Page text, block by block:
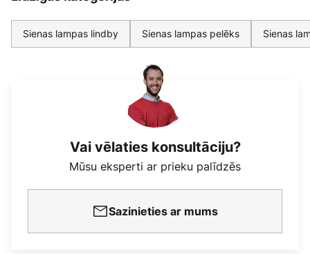
Sienas lampas lindby Sienas lampas pelēks Sienas
Vai vēlaties konsultāciju?
Mūsu eksperti ar prieku palīdzēs
Sazinieties ar mums